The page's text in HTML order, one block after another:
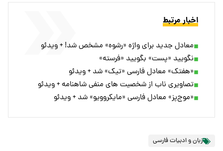
اخبار مرتبط
معادل جدید برای واژه «رشوه» مشخص شد! + ویدئو
نگویید «پست» بگویید «فرسته»
«هفتک» معادل فارسی «تیک» شد + ویدئو
تصاویری ناب از شخصیت های منفی شاهنامه + ویدئو
«موج‌پز» معادل فارسی «مایکروویو» شد + ویدئو
زبان و ادبیات فارسی